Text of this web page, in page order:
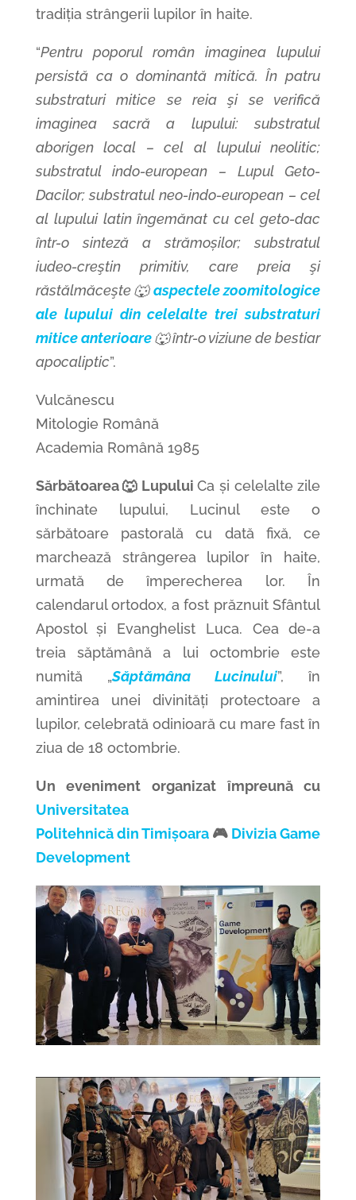
tradiția strângerii lupilor în haite.
“Pentru poporul român imaginea lupului
persistă ca o dominantă mitică. În patru
substraturi mitice se reia şi se verifică
imaginea sacră a lupului: substratul
aborigen local – cel al lupului neolitic;
substratul indo-european – Lupul Geto-
Dacilor; substratul neo-indo-european – cel
al lupului latin îngemănat cu cel geto-dac
într-o sinteză a strămoșilor; substratul
iudeo-creştin primitiv, care preia şi
răstălmăceşte 🐺aspectele zoomitologice
ale lupului din celelalte trei substraturi
mitice anterioare🐺 într-o viziune de bestiar
apocaliptic”.
Vulcănescu
Mitologie Română
Academia Română 1985
Sărbătoarea 🐺 LupuluiCa și celelalte zile
închinate lupului, Lucinul este o
sărbătoare pastorală cu dată fixă, ce
marchează strângerea lupilor în haite,
urmată de împerecherea lor. În
calendarul ortodox, a fost prăznuit Sfântul
Apostol și Evanghelist Luca. Cea de-a
treia săptămână a lui octombrie este
numită „Săptămâna Lucinului”, în
amintirea unei divinități protectoare a
lupilor, celebrată odinioară cu mare fast în
ziua de 18 octombrie.
Un eveniment organizat împreună cu
Universitatea
Politehnică din Timișoara🎮 Divizia Game
Development